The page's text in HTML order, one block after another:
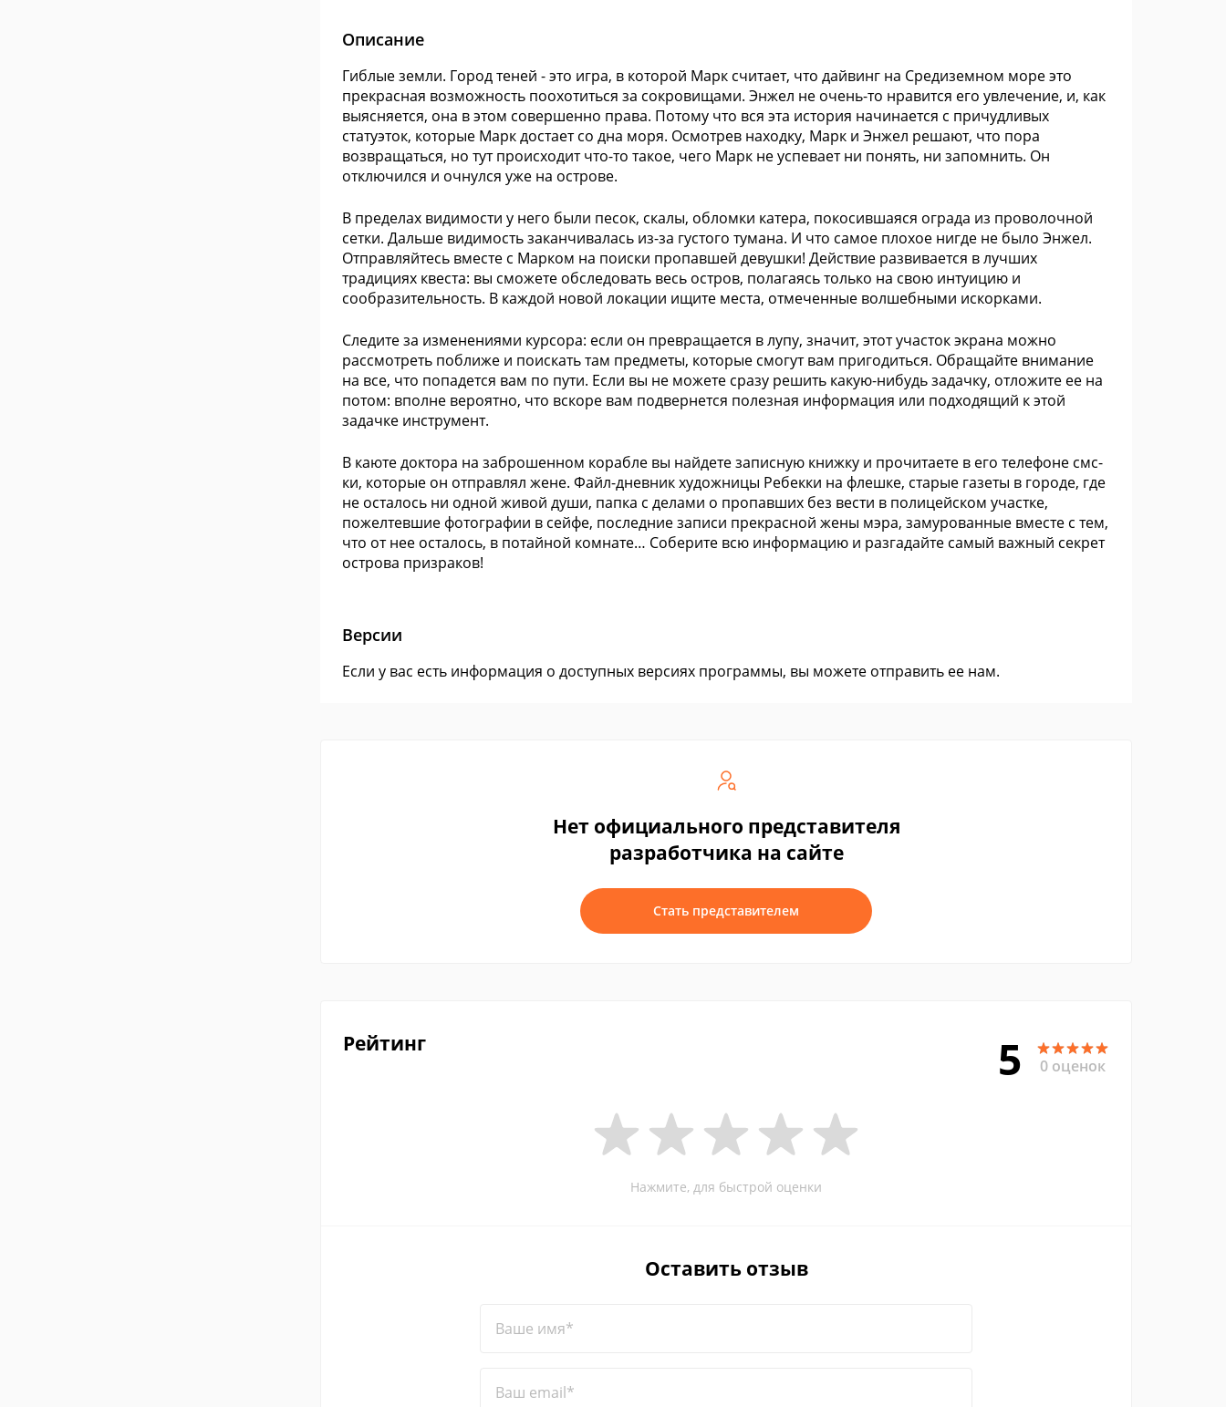
Описание
Гиблые земли. Город теней - это игра, в которой Марк считает, что дайвинг на Средиземном море это
прекрасная возможность поохотиться за сокровищами. Энжел не очень-то нравится его увлечение, и, как
выясняется, она в этом совершенно права. Потому что вся эта история начинается с причудливых
статуэток, которые Марк достает со дна моря. Осмотрев находку, Марк и Энжел решают, что пора
возвращаться, но тут происходит что-то такое, чего Марк не успевает ни понять, ни запомнить. Он
отключился и очнулся уже на острове.
В пределах видимости у него были песок, скалы, обломки катера, покосившаяся ограда из проволочной
сетки. Дальше видимость заканчивалась из-за густого тумана. И что самое плохое нигде не было Энжел.
Отправляйтесь вместе с Марком на поиски пропавшей девушки! Действие развивается в лучших
традициях квеста: вы сможете обследовать весь остров, полагаясь только на свою интуицию и
сообразительность. В каждой новой локации ищите места, отмеченные волшебными искорками.
Следите за изменениями курсора: если он превращается в лупу, значит, этот участок экрана можно
рассмотреть поближе и поискать там предметы, которые смогут вам пригодиться. Обращайте внимание
на все, что попадется вам по пути. Если вы не можете сразу решить какую-нибудь задачку, отложите ее на
потом: вполне вероятно, что вскоре вам подвернется полезная информация или подходящий к этой
задачке инструмент.
В каюте доктора на заброшенном корабле вы найдете записную книжку и прочитаете в его телефоне смс-
ки, которые он отправлял жене. Файл-дневник художницы Ребекки на флешке, старые газеты в городе, где
не осталось ни одной живой души, папка с делами о пропавших без вести в полицейском участке,
пожелтевшие фотографии в сейфе, последние записи прекрасной жены мэра, замурованные вместе с тем,
что от нее осталось, в потайной комнате… Соберите всю информацию и разгадайте самый важный секрет
острова призраков!
Версии
Если у вас есть информация о доступных версиях программы, вы можете отправить ее нам.
Нет официального представителя
разработчика на сайте
Стать представителем
Рейтинг 5 0 оценок
Нажмите, для быстрой оценки
Оставить отзыв
Ваше имя*
Ваш email*